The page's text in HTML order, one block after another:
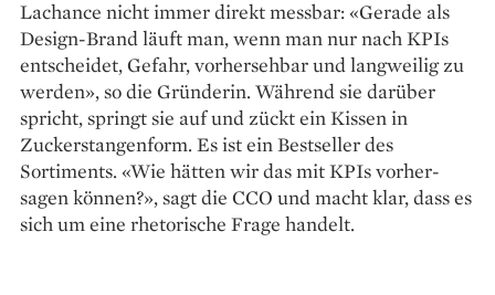
Lachance nicht immer direkt messbar: «Gerade als
Design-Brand läuft man, wenn man nur nach KPIs
entscheidet, Gefahr, vorhersehbar und langweilig zu
werden», so die Gründerin. Während sie darüber
spricht, springt sie auf und zückt ein Kissen in
Zuckerstangenform. Es ist ein Bestseller des
Sortiments. «Wie hätten wir das mit KPIs vorher­
sagen können?», sagt die CCO und macht klar, dass es
sich um eine rhetorische Frage handelt.